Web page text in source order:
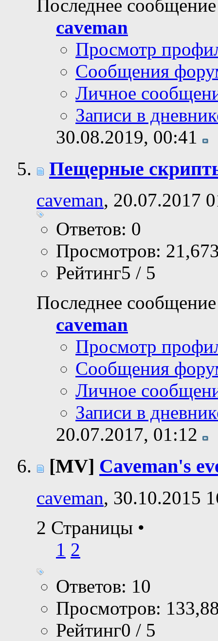
Последнее
caveman
Просмотр
Сообщения
Личное
Записи в
30.08.2019, 00:41
Пещерные
caveman, 20.07.2017
Ответов: 0
Просмотров:
Рейтинг5 / 5
Последнее
caveman
Просмотр
Сообщения
Личное
Записи в
20.07.2017, 01:12
[MV] Caveman's
caveman, 30.10.2015
2 Страницы •
1 2
Ответов: 10
Просмотров:
Рейтинг0 / 5